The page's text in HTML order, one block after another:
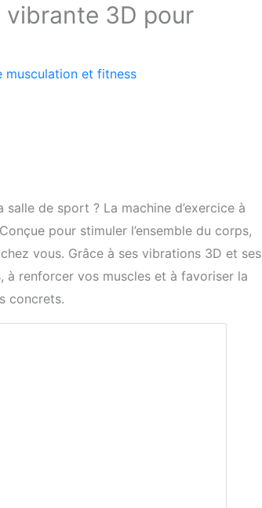
vibrante 3D pour
musculation et fitness
de sport ? La machine d’exercice à
pour stimuler l’ensemble du corps,
vous. Grâce à ses vibrations 3D et ses
à renforcer vos muscles et à favoriser la
concrets.